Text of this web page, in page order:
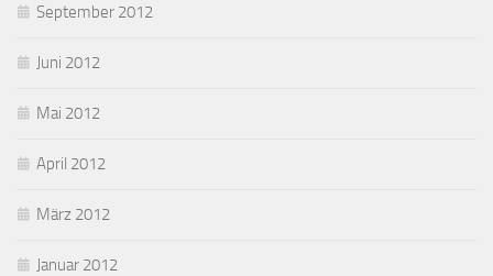
September 2012
Juni 2012
Mai 2012
April 2012
März 2012
Januar 2012